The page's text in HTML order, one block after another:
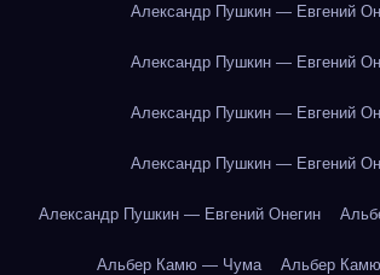
Александр Пушкин — Евгений
Александр Пушкин — Евгений
Александр Пушкин — Евгений
Александр Пушкин — Евгений
Александр Пушкин — Евгений Онегин
Альбер Камю — Чума Альбер